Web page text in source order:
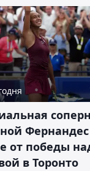
от победы
в Торонто